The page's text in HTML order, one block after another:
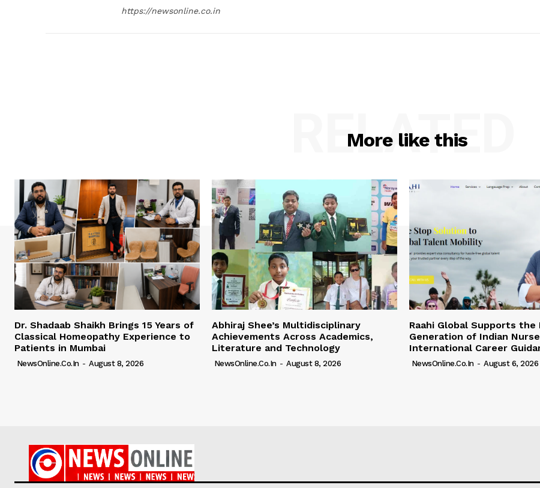
https://newsonline.co.in
More like this
RELATED
Dr. Shadaab Shaikh Brings 15 Years of
Classical Homeopathy Experience to
Patients in Mumbai
NewsOnline.co.in - August 8, 2026
Abhiraj Shee’s Multidisciplinary
Achievements Across Academics,
Literature and Technology
NewsOnline.co.in - August 8, 2026
Raahi Global Supports the
Generation of Indian
International Career
NewsOnline.co.in - August 6, 2026